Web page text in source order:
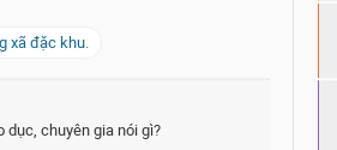
xã đặc khu.
dục, chuyên gia nói gì?